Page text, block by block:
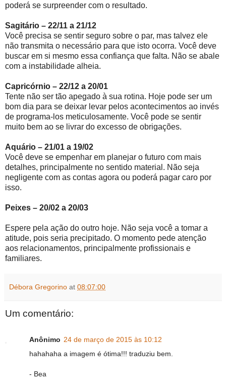
poderá se surpreender com o resultado.
Sagitário – 22/11 a 21/12
Você precisa se sentir seguro sobre o par, mas talvez ele
não transmita o necessário para que isto ocorra. Você deve
buscar em si mesmo essa confiança que falta. Não se abale
com a instabilidade alheia.
Capricórnio – 22/12 a 20/01
Tente não ser tão apegado à sua rotina. Hoje pode ser um
bom dia para se deixar levar pelos acontecimentos ao invés
de programa-los meticulosamente. Você pode se sentir
muito bem ao se livrar do excesso de obrigações.
Aquário – 21/01 a 19/02
Você deve se empenhar em planejar o futuro com mais
detalhes, principalmente no sentido material. Não seja
negligente com as contas agora ou poderá pagar caro por
isso.
Peixes – 20/02 a 20/03
Espere pela ação do outro hoje. Não seja você a tomar a
atitude, pois seria precipitado. O momento pede atenção
aos relacionamentos, principalmente profissionais e
familiares.
Débora Gregorino at 08:07:00
Um comentário:
Anônimo 24 de março de 2015 às 10:12
hahahaha a imagem é ótima!!! traduziu bem.
- Bea